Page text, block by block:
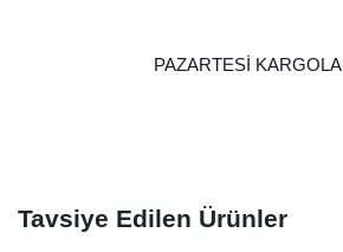
PAZARTESİ
Tavsiye Edilen Ürünler